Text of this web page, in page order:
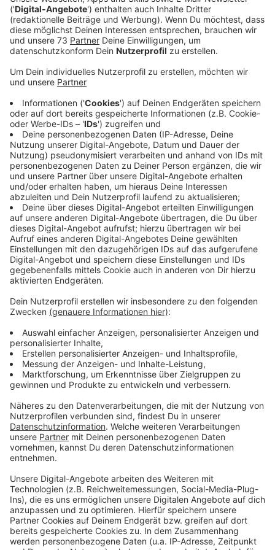
Der Platin-Künstler Iann Dior veröffentlicht seine neue
Single "Let You", den Nachfolger von "V12" mit dem
Multi-Platin-Superstar Lil Uzi Vert. Nach seiner
kürzlichen Video Music Awards 2021"Song Of The
Year"-Nominierung für "Mood" mit 24KGoldn, sowie der
sehr erfolgreichen "Shots in the dark"-
Veröffentlichung mit Trippie Redd, ist "Let You" die
erste Single aus seinem kommenden Album "On To
Better Things", das sehr bald erscheinen und
garantiert für Schlagzeilen sorgen wird.
Anzeige
Wir benötigen Ihre
Zustimmung, um den YouTube
Video-Service zu laden!
Wir verwenden einen Service eines
einzubetten. Dieser Service kann
Daten zu Ihren Aktivitäten
sammeln. Bitte lesen Sie die
Details durch und stimmen Sie der
Video anzusehen.
Mehr Informationen
powered byUsercentrics Consent
Management Platform
Die neue Single von Iann Dior "Let You" bei uns im
besten Mix
Anzeige